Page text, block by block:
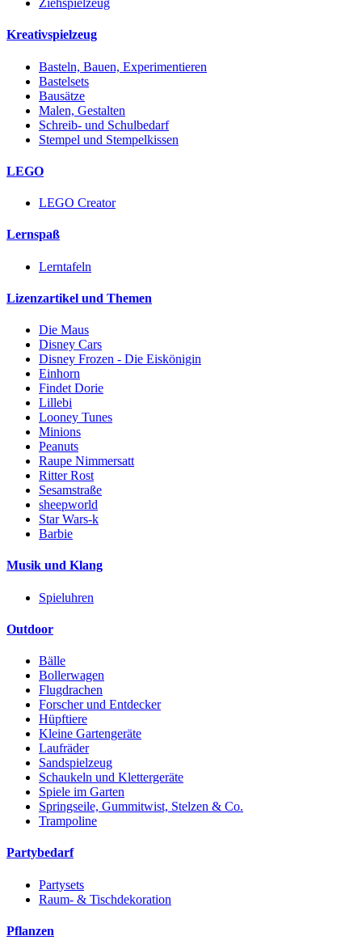
Ziehspielzeug
Kreativspielzeug
Basteln, Bauen, Experimentieren
Bastelsets
Bausätze
Malen, Gestalten
Schreib- und Schulbedarf
Stempel und Stempelkissen
LEGO
LEGO Creator
Lernspaß
Lerntafeln
Lizenzartikel und Themen
Die Maus
Disney Cars
Disney Frozen - Die Eiskönigin
Einhorn
Findet Dorie
Lillebi
Looney Tunes
Minions
Peanuts
Raupe Nimmersatt
Ritter Rost
Sesamstraße
sheepworld
Star Wars-k
Barbie
Musik und Klang
Spieluhren
Outdoor
Bälle
Bollerwagen
Flugdrachen
Forscher und Entdecker
Hüpftiere
Kleine Gartengeräte
Laufräder
Sandspielzeug
Schaukeln und Klettergeräte
Spiele im Garten
Springseile, Gummitwist, Stelzen & Co.
Trampoline
Partybedarf
Partysets
Raum- & Tischdekoration
Pflanzen